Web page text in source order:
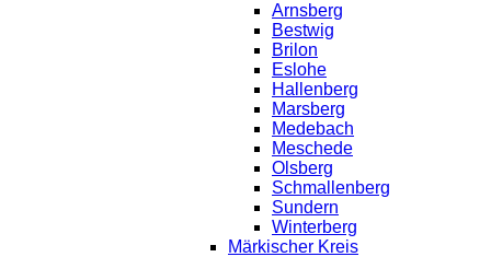
Arnsberg
Bestwig
Brilon
Eslohe
Hallenberg
Marsberg
Medebach
Meschede
Olsberg
Schmallenberg
Sundern
Winterberg
Märkischer Kreis